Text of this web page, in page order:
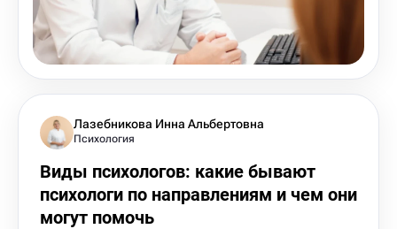
Лазебникова Инна Альбертовна
Психология
Виды психологов: какие бывают
психологи по направлениям и чем они
могут помочь